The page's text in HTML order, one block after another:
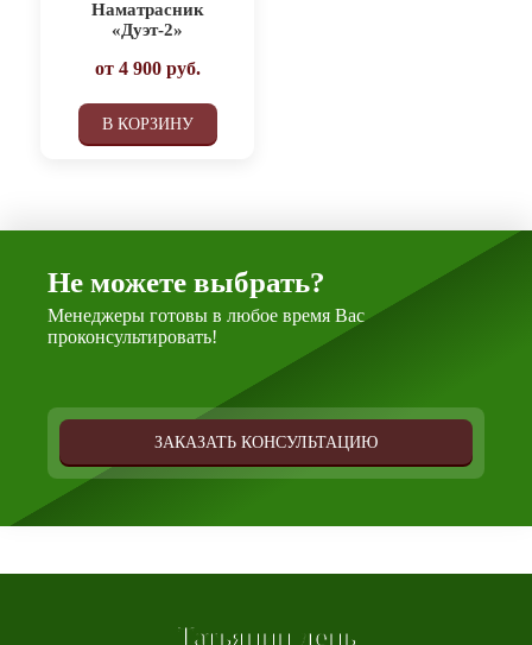
Наматрасник
«Дуэт-2»
от 4 900руб.
В КОРЗИНУ
Не можете выбрать?
Менеджеры готовы в любое время Вас
проконсультировать!
ЗАКАЗАТЬ КОНСУЛЬТАЦИЮ
Татьянин день